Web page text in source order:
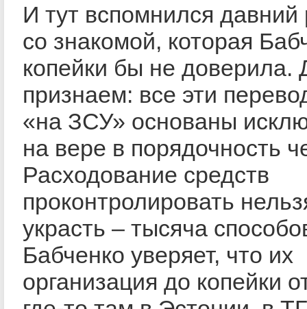
И тут вспомнился давний
со знакомой, которая
копейки бы не доверила.
признаем: все эти
«на ЗСУ» основаны
на вере в порядочность
Расходование средств
проконтролировать
украсть – тысяча
Бабченко уверяет, что их
организация до копейки